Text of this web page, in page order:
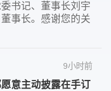
书记、董事长刘宇
事长。感谢您的关
9小时前
意主动披露在手订